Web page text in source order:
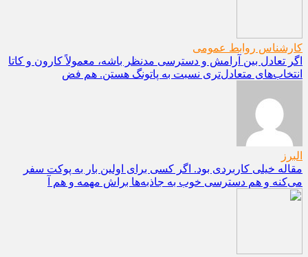
کارشناس روابط عمومی
اگر تعادل بین آرامش و دسترسی مدنظر باشه، معمولاً کارون و کاتا
انتخاب‌های متعادل‌تری نسبت به پاتونگ هستن. هم فض
البرز
مقاله خیلی کاربردی بود. اگر کسی برای اولین بار به پوکت سفر
می‌کنه و هم دسترسی خوب به جاذبه‌ها براش مهمه و هم آ